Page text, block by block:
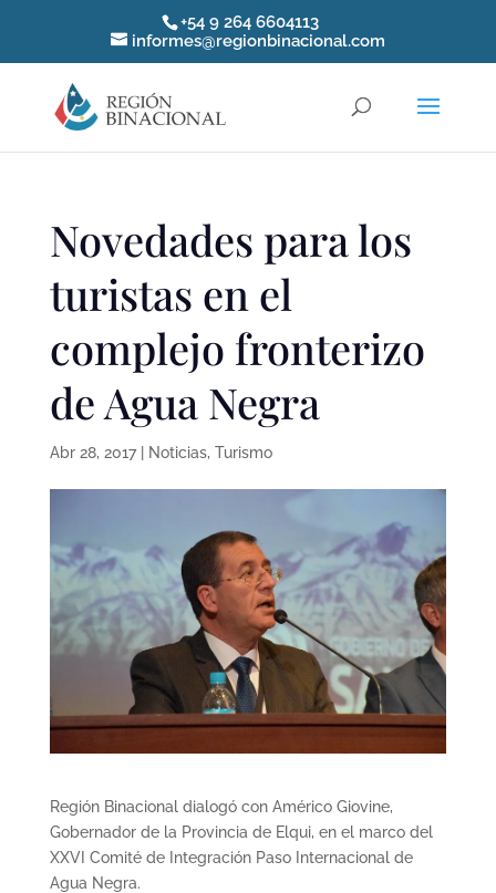
+54 9 264 6604113
informes@regionbinacional.com
Novedades para los
turistas en el
complejo fronterizo
de Agua Negra
Abr 28, 2017| Noticias, Turismo
Región Binacional dialogó con Américo Giovine,
Gobernador de la Provincia de Elqui, en el marco del
XXVI Comité de Integración Paso Internacional de
Agua Negra.